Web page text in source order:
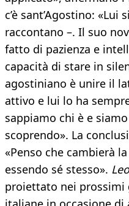
c’è sant’Agostino:
raccontano –. Il suo
fatto di pazienza e
capacità di stare in
agostiniano è unire il
attivo e lui lo ha
sappiamo chi è e
scoprendo». La
«Penso che cambierà
essendo sé stesso».
proiettato nei prossimi